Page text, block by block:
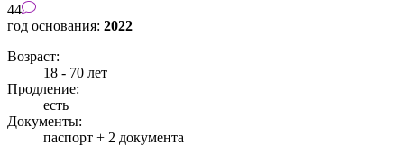
44
год основания: 2022
Возраст:
18 - 70 лет
Продление:
есть
Документы:
паспорт + 2 документа